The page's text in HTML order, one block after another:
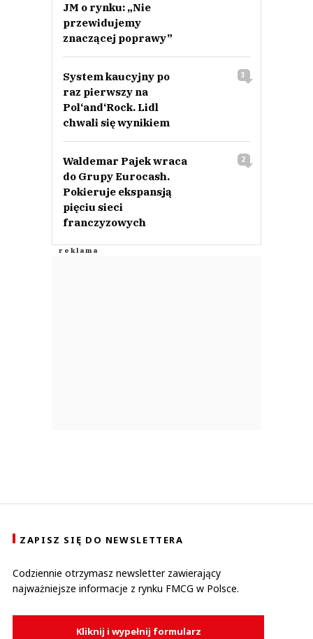
JM o rynku: „Nie
przewidujemy
znaczącej poprawy”
System kaucyjny po
raz pierwszy na
Pol‘and‘Rock. Lidl
chwali się wynikiem
3
Waldemar Pajek wraca
do Grupy Eurocash.
Pokieruje ekspansją
pięciu sieci
franczyzowych
2
ZAPISZ SIĘ DO NEWSLETTERA
Codziennie otrzymasz newsletter zawierający
najważniejsze informacje z rynku FMCG w Polsce.
Kliknij i wypełnij formularz